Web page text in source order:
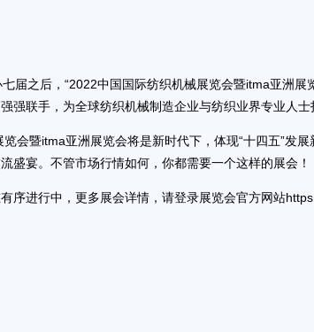
之后，“2022中国国际纺织机械展览会暨itma亚洲展
强联手，为全球纺织机械制造企业与纺织业界专业人士
暨itma亚洲展览会将是新时代下，体现“十四五”发展
盛宴。不管市场行情如何，你都需要一个这样的展会！
进行中，更多展会详情，请登录展览会官方网站